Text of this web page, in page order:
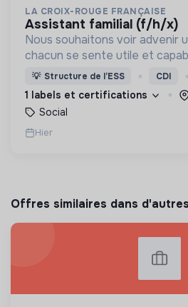
LA CROIX-ROUGE FRANÇAISE
assistant familial (f/h/x)
Nous souhaitons voir advenir
chacun se sente utile et
nous proposons des moyens
d’engagement innovants et
💡 Structure de l’ESS CDI
1 labels et certifications
Social
Hier
Offres similaires dans